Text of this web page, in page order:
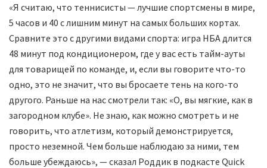
«Я считаю, что теннисисты — лучшие спортсмены в мире,
5 часов и 40 с лишним минут на самых больших кортах.
Сравните это с другими видами спорта: игра НБА длится
48 минут под кондиционером, где у вас есть тайм-ауты
для товарищей по команде, и, если вы говорите что-то
одно, это не значит, что вы бросаете тень на кого-то
другого. Раньше на нас смотрели так: «О, вы мягкие, как в
загородном клубе». Не знаю, как можно смотреть и не
говорить, что атлетизм, который демонстрируется,
просто неземной. Чем больше наблюдаю за ними, тем
больше убеждаюсь», — сказал Роддик в подкасте Quick